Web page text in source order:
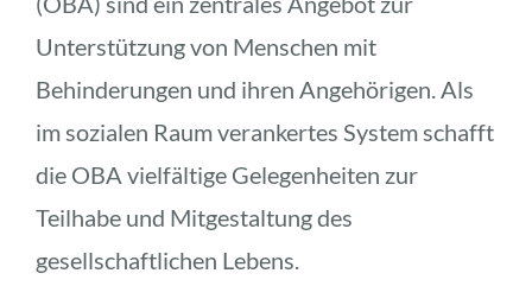
Unterstützung von Menschen mit
Behinderungen und ihren Angehörigen. Als
im sozialen Raum verankertes System schafft
die OBA vielfältige Gelegenheiten zur
Teilhabe und Mitgestaltung des
gesellschaftlichen Lebens.